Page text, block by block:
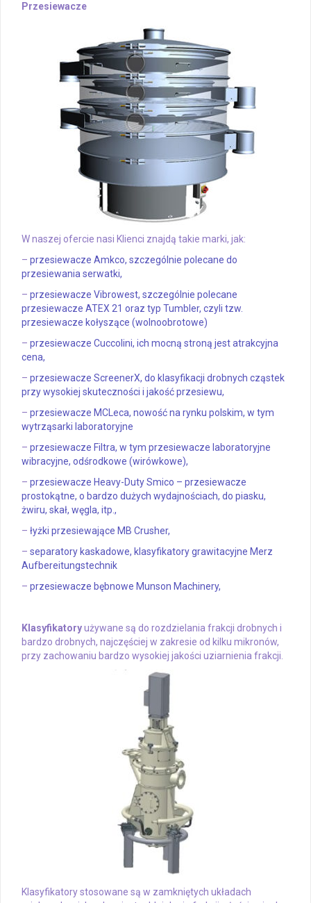
Przesiewacze
W naszej ofercie nasi Klienci znajdą takie marki, jak:
– przesiewacze Amkco, szczególnie polecane do
przesiewania serwatki,
– przesiewacze Vibrowest, szczególnie polecane
przesiewacze ATEX 21 oraz typ Tumbler, czyli tzw.
przesiewacze kołyszące (wolnoobrotowe)
– przesiewacze Cuccolini, ich mocną stroną jest atrakcyjna
cena,
– przesiewacze ScreenerX, do klasyfikacji drobnych cząstek
przy wysokiej skuteczności i jakość przesiewu,
– przesiewacze MCLeca, nowość na rynku polskim, w tym
wytrząsarki laboratoryjne
– przesiewacze Filtra, w tym przesiewacze laboratoryjne
wibracyjne, odśrodkowe (wirówkowe),
– przesiewacze Heavy-Duty Smico – przesiewacze
prostokątne, o bardzo dużych wydajnościach, do piasku,
żwiru, skał, węgla, itp.,
– łyżki przesiewające MB Crusher,
– separatory kaskadowe, klasyfikatory grawitacyjne Merz
Aufbereitungstechnik
– przesiewacze bębnowe Munson Machinery,
Klasyfikatoryużywane są do rozdzielania frakcji drobnych i
bardzo drobnych, najczęściej w zakresie od kilku mikronów,
przy zachowaniu bardzo wysokiej jakości uziarnienia frakcji.
Klasyfikatory stosowane są w zamkniętych układach